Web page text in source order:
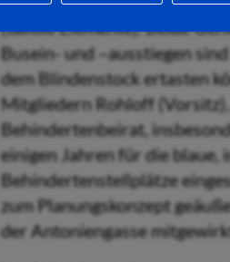
(taktile Elemente). Beide
Busein- und –ausstiegen
dem Blindenstock ertasten
Mitgliedern Rohloff
Behindertenbeirat,
einigen Jahren für die
Behindertenstellplätze
zum Planungskonzept
der Antoniengasse